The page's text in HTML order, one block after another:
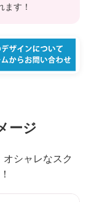
す！
ージ
シャレなスク